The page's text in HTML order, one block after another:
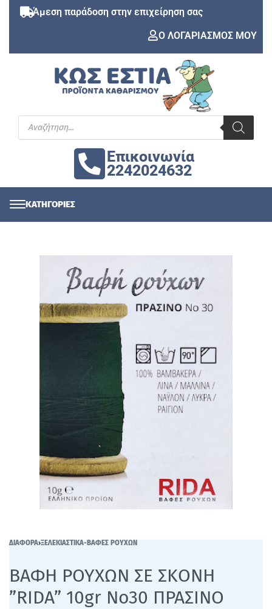
Άμεση παράδοση στην επιχείρηση σας
Ο ΛΟΓΑΡΙΑΣΜΟΣ ΜΟΥ
Επικοινωνία
2242024632
ΔΙΑΦΟΡΑ›ΞΕΛΕΚΙΑΣΤΙΚΑ-ΒΑΦΕΣ ΡΟΥΧΩΝ
ΒΑΦΗ ΡΟΥΧΩΝ ΣΕ ΣΚΟΝΗ
”RIDA” 10gr Νο30 ΠΡΑΣΙΝΟ